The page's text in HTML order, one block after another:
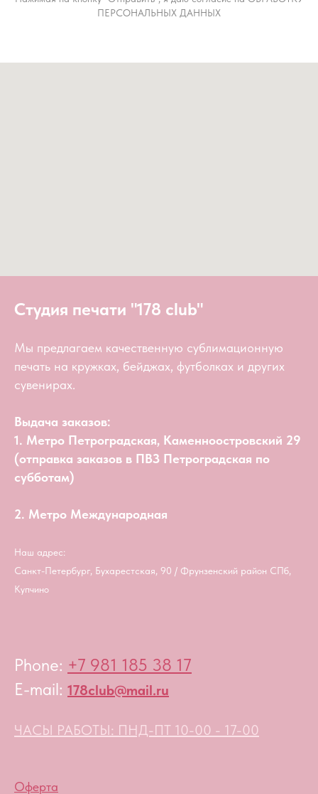
ПЕРСОНАЛЬНЫХ ДАННЫХ
Студия печати "178 club"
Мы предлагаем качественную сублимационную
печать на кружках, бейджах, футболках и других
сувенирах.
Выдача заказов:
1. Метро Петроградская, Каменноостровский 29
(отправка заказов в ПВЗ Петроградская по
субботам)
2. Метро Международная
Наш адрес:
Санкт-Петербург, Бухарестская, 90 / Фрунзенский район СПб,
Купчино
Phone: +7 981 185 38 17
E-mail: 178club@mail.ru
ЧАСЫ РАБОТЫ: ПНД-ПТ 10-00 - 17-00
Оферта